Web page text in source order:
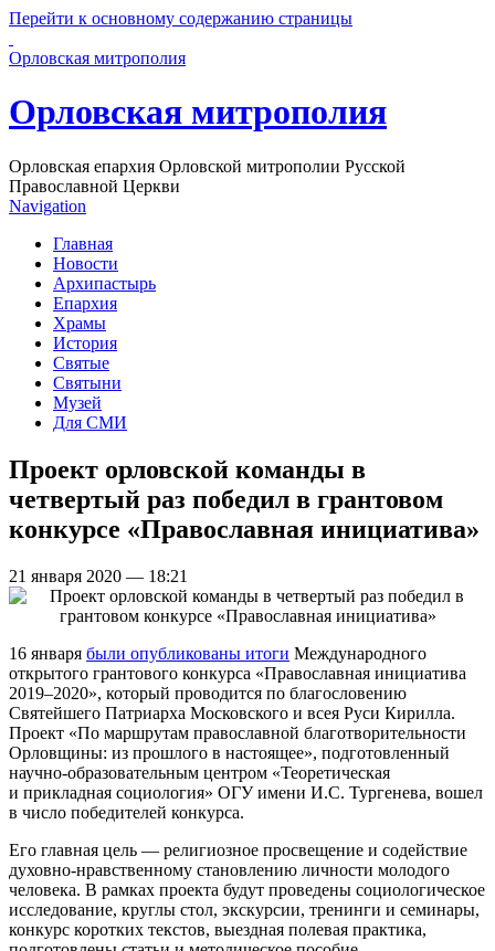
Перейти к основному содержанию страницы
Орловская митрополия
Орловская митрополия
Орловская епархия Орловской митрополии Русской
Православной Церкви
Navigation
Главная
Новости
Архипастырь
Епархия
Храмы
История
Святые
Святыни
Музей
Для СМИ
Проект орловской команды в
четвертый раз победил в грантовом
конкурсе «Православная инициатива»
21 января 2020 — 18:21
16 января были опубликованы итоги Международного
открытого грантового конкурса «Православная инициатива
2019–2020», который проводится по благословению
Святейшего Патриарха Московского и всея Руси Кирилла.
Проект «По маршрутам православной благотворительности
Орловщины: из прошлого в настоящее», подготовленный
научно-образовательным центром «Теоретическая
и прикладная социология» ОГУ имени И.С. Тургенева, вошел
в число победителей конкурса.
Его главная цель — религиозное просвещение и содействие
духовно-нравственному становлению личности молодого
человека. В рамках проекта будут проведены социологическое
исследование, круглы стол, экскурсии, тренинги и семинары,
конкурс коротких текстов, выездная полевая практика,